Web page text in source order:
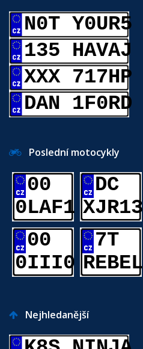
N0T Y0UR5
135 HAVAJ
XXX 717HP
DAN 1F0RD
Poslední motocykly
00
0LAF1
DC
XJR13
00
0III0
7T
REBEL
Nejhledanější